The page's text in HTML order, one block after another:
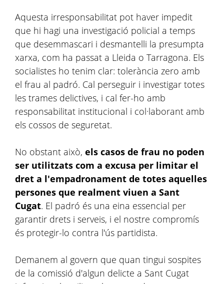
Aquesta irresponsabilitat pot haver impedit
que hi hagi una investigació policial a temps
que desemmascari i desmantelli la presumpta
xarxa, com ha passat a Lleida o Tarragona. Els
socialistes ho tenim clar: tolerància zero amb
el frau al padró. Cal perseguir i investigar totes
les trames delictives, i cal fer-ho amb
responsabilitat institucional i col·laborant amb
els cossos de seguretat.
No obstant això, els casos de frau no poden
ser utilitzats com a excusa per limitar el
dret a l'empadronament de totes aquelles
persones que realment viuen a Sant
Cugat. El padró és una eina essencial per
garantir drets i serveis, i el nostre compromís
és protegir-lo contra l'ús partidista.
Demanem al govern que quan tingui sospites
de la comissió d'algun delicte a Sant Cugat